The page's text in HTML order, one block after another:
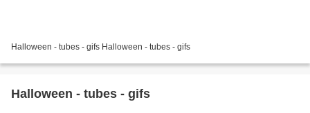
Halloween - tubes - gifs Halloween - tubes - gifs
Halloween - tubes - gifs